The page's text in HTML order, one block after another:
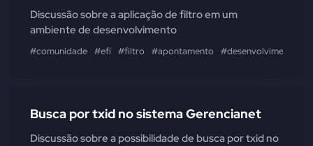
Discussão sobre a aplicação de filtro em um
ambiente de desenvolvimento
#comunidade #efí #filtro #apontamento #desenvolvimento
Busca por txid no sistema Gerencianet
Discussão sobre a possibilidade de busca por txid no